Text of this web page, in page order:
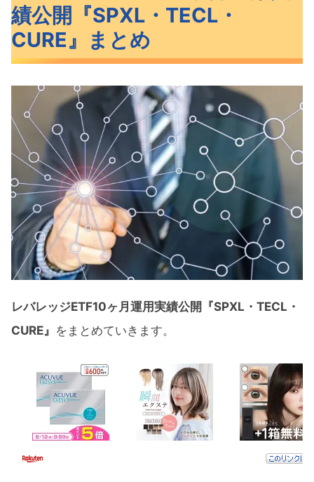
績公開『SPXL・TECL・
CURE』まとめ
レバレッジETF10ヶ月運用実績公開『SPXL・TECL・
CURE』 をまとめていきます。